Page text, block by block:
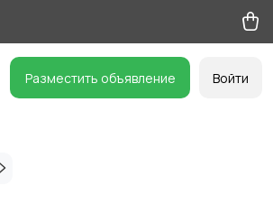
Разместить объявление Войти